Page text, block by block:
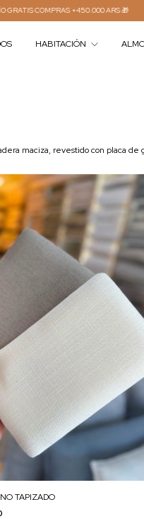
🎁 3 & 6 PAGOS SIN INTERES 💳
HABITACIÓN
maciza, revestido con placa
TAPIZADO